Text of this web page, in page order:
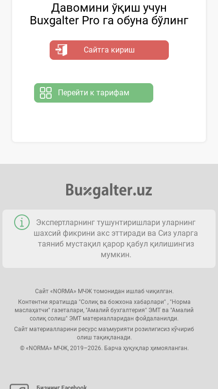
Давомини ўқиш учун
Buxgalter Pro га обуна бўлинг
Сайтга кириш
Перейти к тарифам
Экспертларнинг тушунтиришлари уларнинг
шахсий фикрини акс эттиради ва Сиз уларга
таяниб мустақил қарор қабул қилишингиз
мумкин.
Сайт «NORMA» МЧЖ томонидан ишлаб чиқилган.
Контентни яратишда "Солиқ ва божхона хабарлари" , "Норма
маслаҳатчи" газеталари, "Амалий бухгалтерия" ЭМТ ва "Амалий
солиқ солиш" ЭМТ материалларидан фойдаланилди.
Сайт материалларини ресурс маъмурияти розилигисиз кўчириб
олиш тақиқланади.
© «NORMA» МЧЖ, 2019–2026. Барча ҳуқуқлар ҳимояланган.